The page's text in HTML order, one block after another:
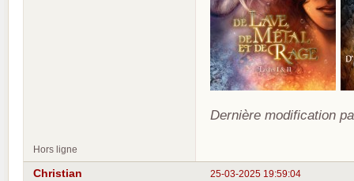
Dernière modification
Hors ligne
25-03-2025 19:59:04
Christian